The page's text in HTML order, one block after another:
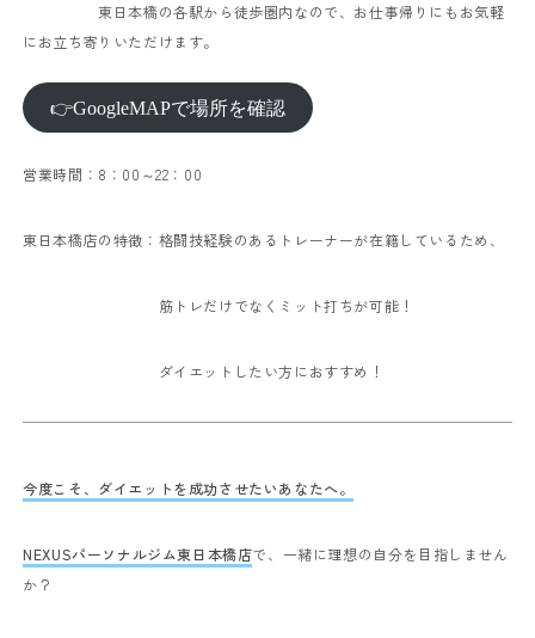
東日本橋の各駅から徒歩圏内なので、お仕事帰りにもお気軽
にお立ち寄りいただけます。
👉GoogleMAPで場所を確認
営業時間：8：00～22：00
東日本橋店の特徴：格闘技経験のあるトレーナーが在籍しているため、
筋トレだけでなくミット打ちが可能！
ダイエットしたい方におすすめ！
今度こそ、ダイエットを成功させたいあなたへ。
NEXUSパーソナルジム東日本橋店で、一緒に理想の自分を目指しません
か？